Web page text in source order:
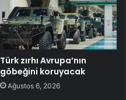
Türk zırhı Avrupa’nın
göbeğini koruyacak
Ağustos 6, 2026